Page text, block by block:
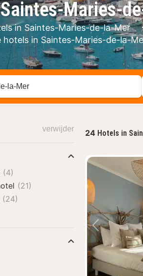
Maries-
in Saintes-Maries-de-la-Mer
hotels in Saintes-Maries-de-la-
of stad
24 Hotels in
Vorige
verwijder
(4)
(21)
(24)